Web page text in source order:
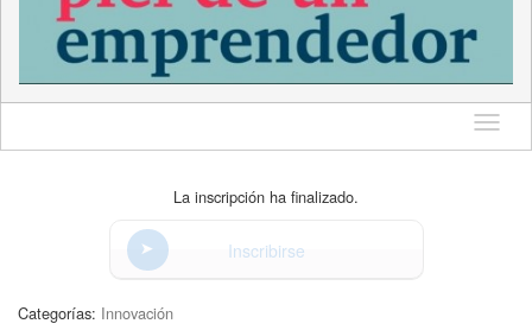
Idioma
La inscripción ha finalizado.
Inscribirse
Categorías: Innovación